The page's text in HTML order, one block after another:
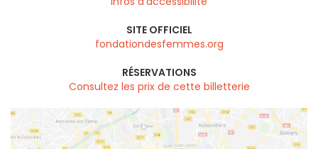
SITE OFFICIEL
fondationdesfemmes.org
RÉSERVATIONS
Consultez les prix de cette billetterie